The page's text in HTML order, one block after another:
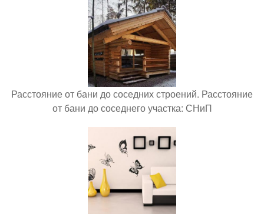
Расстояние от бани до соседних строений. Расстояние
от бани до соседнего участка: СНиП